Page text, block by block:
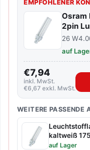
EMPFOHLENER
Osram
2pin
26 W
auf
€7,94
inkl. MwSt.
€6,67 exkl. MwSt.
WEITERE PASSENDE
kaltweiß
auf Lager